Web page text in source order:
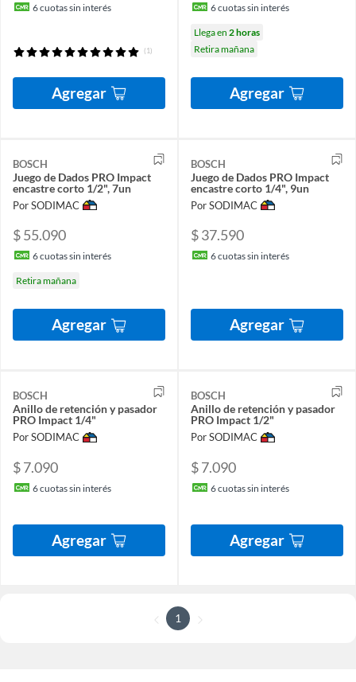
6cuotas sin interés
(1)
Agregar
6cuotas sin interés
Llega en 2 horas
Retira mañana
Agregar
BOSCH
Juego de Dados PRO Impact
encastre corto 1/2", 7un
Por SODIMAC
$ 55.090
6cuotas sin interés
Retira mañana
Agregar
BOSCH
Juego de Dados PRO Impact
encastre corto 1/4", 9un
Por SODIMAC
$ 37.590
6cuotas sin interés
Agregar
BOSCH
Anillo de retención y pasador
PRO Impact 1/4"
Por SODIMAC
$ 7.090
6cuotas sin interés
Agregar
BOSCH
Anillo de retención y pasador
PRO Impact 1/2"
Por SODIMAC
$ 7.090
6cuotas sin interés
Agregar
1